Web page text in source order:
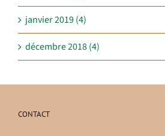
janvier 2019 (4)
décembre 2018 (4)
CONTACT